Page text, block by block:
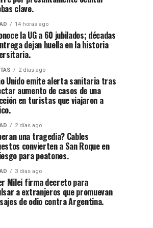
clave.
14 horas ago
la UG a 60 jubilados; décadas
dejan huella en la historia
2 días ago
Unido emite alerta sanitaria tras
aumento de casos de una
en turistas que viajaron a
2 días ago
una tragedia? Cables
convierten a San Roque en
para peatones.
3 días ago
Milei firma decreto para
a extranjeros que promuevan
de odio contra Argentina.
ago
CIUDAD 1 semana ago
Guanajuato
se
apaga:
denuncian
abandono
en
Cuesta